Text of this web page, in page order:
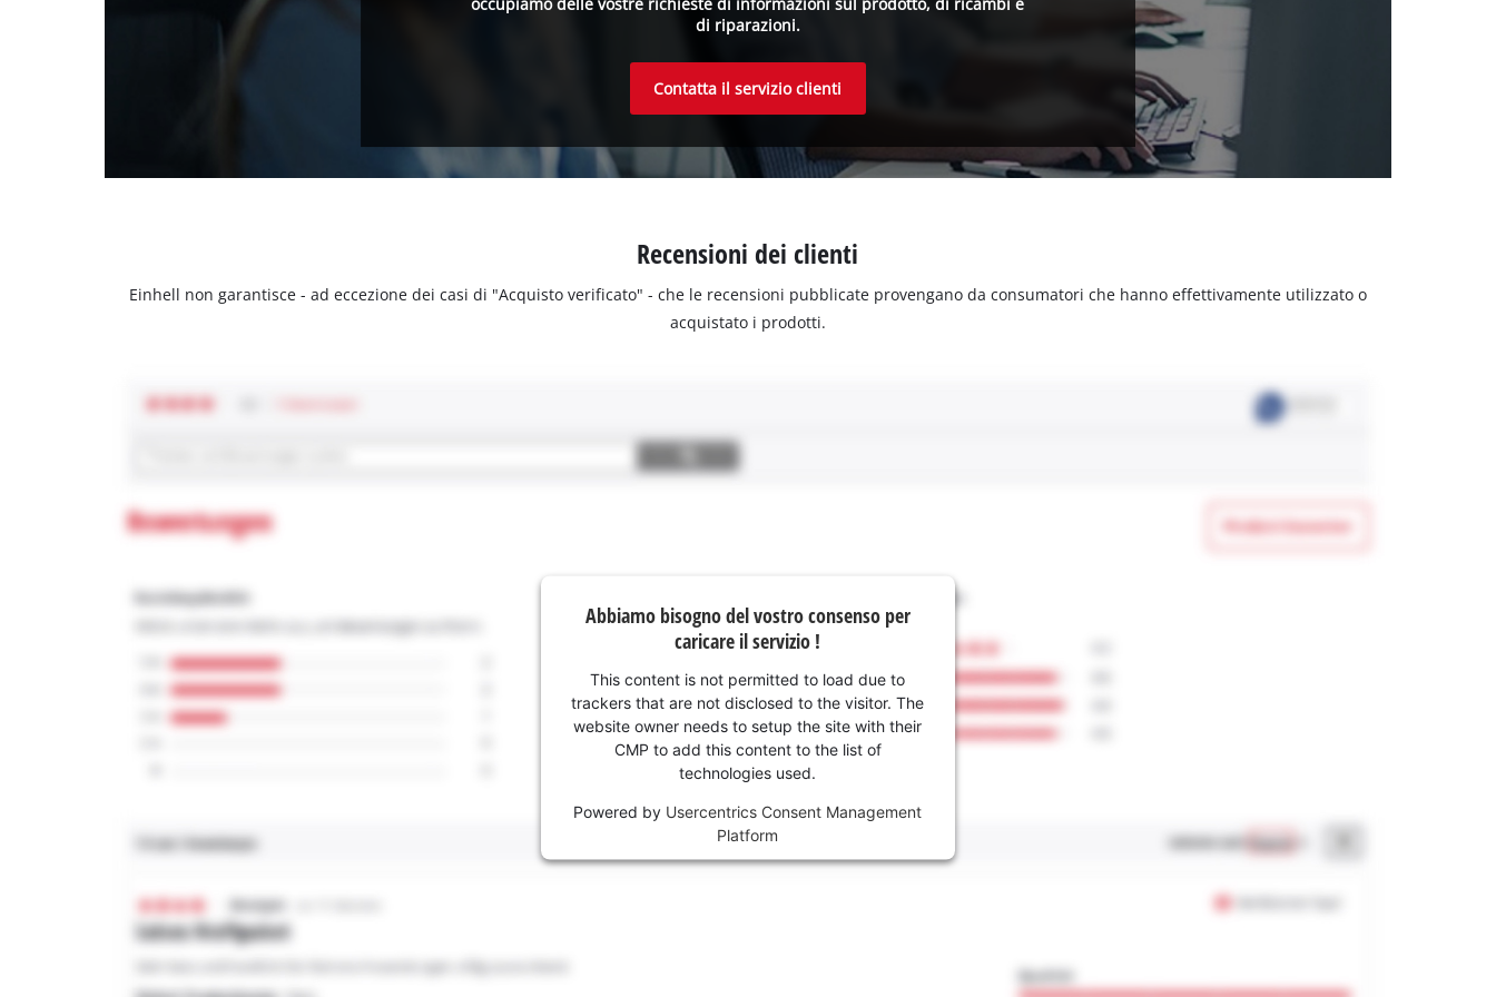
di riparazioni.
Contatta il servizio clienti
Recensioni dei clienti
Einhell non garantisce - ad eccezione dei casi di "Acquisto verificato" - che le recensioni pubblicate provengano da consumatori che hanno effettivamente utilizzato o
acquistato i prodotti.
Abbiamo bisogno del vostro consenso per
caricare il servizio !
This content is not permitted to load due to
trackers that are not disclosed to the visitor. The
website owner needs to setup the site with their
CMP to add this content to the list of
technologies used.
Powered by Usercentrics Consent Management
Platform